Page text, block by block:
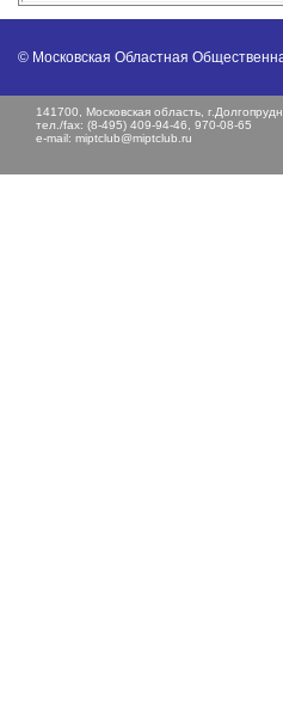
© Московская Областная
141700, Московская область,
тел./fax: (8-495) 409-94-46, 970-08-65
e-mail: miptclub@miptclub.ru